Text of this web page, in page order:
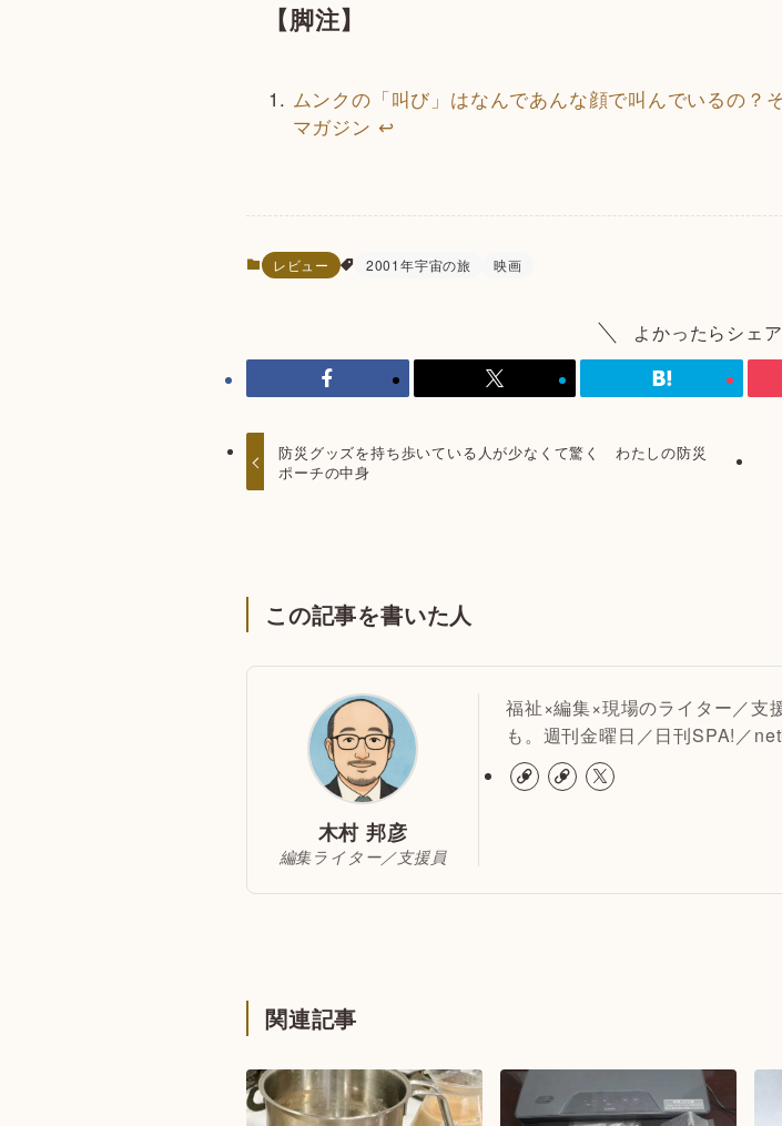
【脚注】
ムンクの「叫び」はなんであんな顔で叫んでいるの
マガジン ↩
レビュー 2001年宇宙の旅 映画
よかったらシェ
防災グッズを持ち歩いている人が少なくて驚く わたしの防災
ポーチの中身
この記事を書いた人
木村 邦彦
編集ライター／支援員
福祉×編集×現場のライター／支
も。週刊金曜日／日刊SPA!／
関連記事